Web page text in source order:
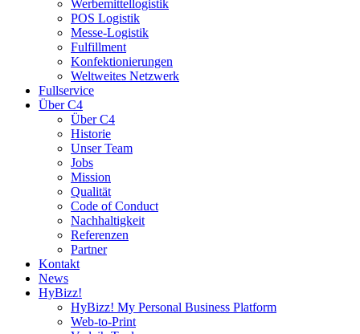
Werbemittellogistik
POS Logistik
Messe-Logistik
Fulfillment
Konfektionierungen
Weltweites Netzwerk
Fullservice
Über C4
Über C4
Historie
Unser Team
Jobs
Mission
Qualität
Code of Conduct
Nachhaltigkeit
Referenzen
Partner
Kontakt
News
HyBizz!
HyBizz! My Personal Business Platform
Web-to-Print